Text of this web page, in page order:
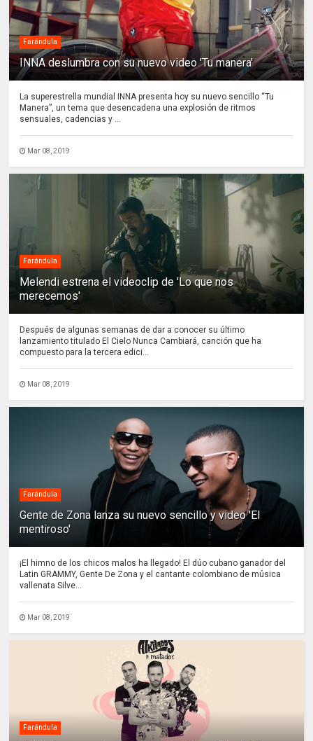
Farándula
INNA deslumbra con su nuevo video 'Tu manera'
La superestrella mundial INNA presenta hoy su nuevo sencillo “Tu
Manera”, un tema que desencadena una explosión de ritmos
sensuales, cadencias y ...
Mar 08, 2019
Farándula
Melendi estrena el videoclip de 'Lo que nos
merecemos'
Después de algunas semanas de dar a conocer su último
lanzamiento titulado El Cielo Nunca Cambiará, canción que ha
compuesto para la tercera edici...
Mar 08, 2019
Farándula
Gente de Zona lanza su nuevo sencillo y video 'El
mentiroso'
¡El himno de los chicos malos ha llegado! El dúo cubano ganador del
Latin GRAMMY, Gente De Zona y el cantante colombiano de música
vallenata Silve...
Mar 08, 2019
Farándula